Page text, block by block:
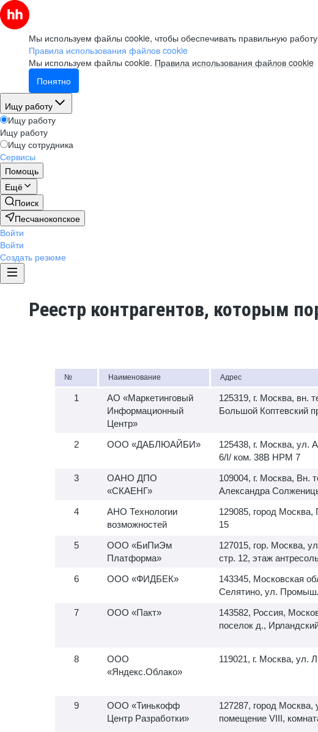
Мы используем файлы cookie, чтобы обеспечивать правильную
Правила использования файлов cookie
Мы используем файлы cookie. Правила использования файлов cookie
Понятно
Ищу работу
Ищу работу
Ищу работу
Ищу сотрудника
Сервисы
Помощь
Ещё
Поиск
Песчанокопское
Войти
Войти
Создать резюме
Реестр контрагентов, которым
№ Наименование Адрес
АО «Маркетинговый
Информационный
Центр»
125319, г. Москва, вн.
Большой Коптевский
ООО «ДАБЛЮАЙБИ»
125438, г. Москва, ул.
6/I/ ком. 38В НРМ 7
ОАНО ДПО
«СКАЕНГ»
109004, г. Москва, Вн.
Александра
АНО Технологии
возможностей
129085, город
15
ООО «БиПиЭм
Платформа»
127015, гор. Москва,
стр. 12, этаж
ООО «ФИДБЕК»
143345, Московская
Селятино, ул.
ООО «Пакт»
143582, Россия,
поселок д.,
ООО
«Яндекс.Облако»
119021, г. Москва, ул.
ООО «Тинькофф
Центр Разработки»
127287, город Москва,
помещение VIII,